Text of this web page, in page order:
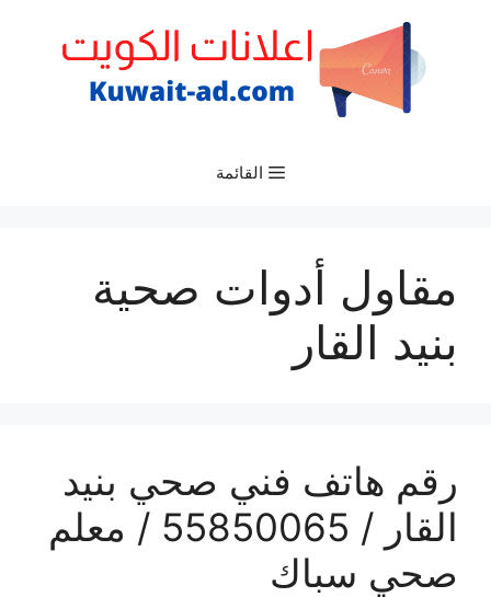
القائمة
مقاول أدوات صحية
بنيد القار
رقم هاتف فني صحي بنيد
القار / 55850065 / معلم
صحي سباك